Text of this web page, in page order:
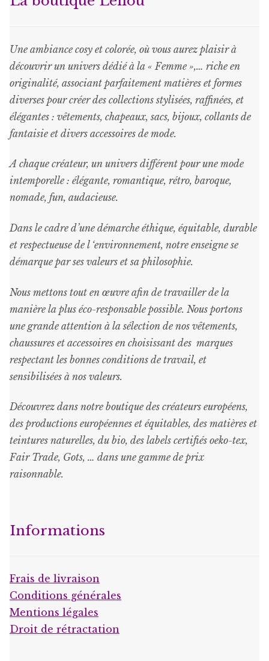
Une ambiance cosy et colorée, où vous aurez plaisir à
découvrir un univers dédié à la « Femme »,… riche en
originalité, associant parfaitement matières et formes
diverses pour créer des collections stylisées, raffinées, et
élégantes : vêtements, chapeaux, sacs, bijoux, collants de
fantaisie et divers accessoires de mode.
A chaque créateur, un univers différent pour une mode
intemporelle : élégante, romantique, rétro, baroque,
nomade, fun, audacieuse.
Dans le cadre d’une démarche éthique, équitable, durable
et respectueuse de l ‘environnement, notre enseigne se
démarque par ses valeurs et sa philosophie.
Nous mettons tout en œuvre afin de travailler de la
manière la plus éco-responsable possible. Nous portons
une grande attention à la sélection de nos vêtements,
chaussures et accessoires en choisissant des marques
respectant les bonnes conditions de travail, et
sensibilisées à nos valeurs.
Découvrez dans notre boutique des créateurs européens,
des productions européennes et équitables, des matières et
teintures naturelles, du bio, des labels certifiés oeko-tex,
Fair Trade, Gots, … dans une gamme de prix
raisonnable.
Informations
Frais de livraison
Conditions générales
Mentions légales
Droit de rétractation